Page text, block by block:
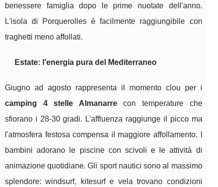
benessere famiglia dopo le prime nuotate dell'anno.
L'isola di Porquerolles è facilmente raggiungibile con
traghetti meno affollati.
Estate: l'energia pura del Mediterraneo
Giugno ad agosto rappresenta il momento clou per i
camping 4 stelle Almanarrecon temperature che
sfiorano i 28-30 gradi. L'affluenza raggiunge il picco ma
l'atmosfera festosa compensa il maggiore affollamento. I
bambini adorano le piscine con scivoli e le attività di
animazione quotidiane. Gli sport nautici sono al massimo
splendore: windsurf, kitesurf e vela trovano condizioni